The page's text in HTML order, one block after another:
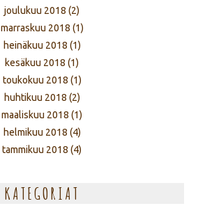
joulukuu 2018 (2)
marraskuu 2018 (1)
heinäkuu 2018 (1)
kesäkuu 2018 (1)
toukokuu 2018 (1)
huhtikuu 2018 (2)
maaliskuu 2018 (1)
helmikuu 2018 (4)
tammikuu 2018 (4)
KATEGORIAT